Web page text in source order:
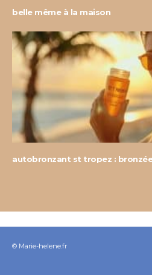
belle même à la maison
autobronzant st tropez :
© Marie-helene.fr